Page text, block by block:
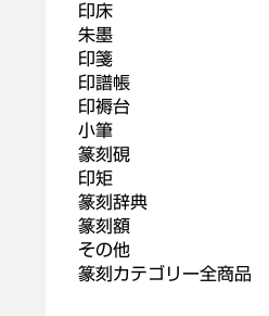
印床
朱墨
印箋
印譜帳
印褥台
小筆
篆刻硯
印矩
篆刻辞典
篆刻額
その他
篆刻カテゴリー全商品